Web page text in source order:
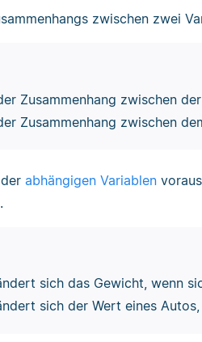
zwischen zwei
Zusammenhang zwischen
Zusammenhang zwischen
abhängigen Variablen
sich das Gewicht, wenn
sich der Wert eines